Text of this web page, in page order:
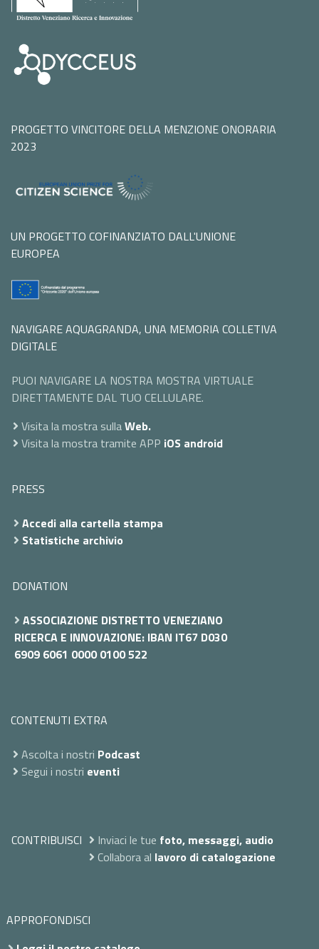
PROGETTO VINCITORE DELLA MENZIONE ONORARIA
2023
UN PROGETTO COFINANZIATO DALL'UNIONE
EUROPEA
NAVIGARE AQUAGRANDA, UNA MEMORIA COLLETIVA
DIGITALE
PUOI NAVIGARE LA NOSTRA MOSTRA VIRTUALE
DIRETTAMENTE DAL TUO CELLULARE.
Visita la mostra sullaWeb.
Visita la mostra tramite APP iOS android
PRESS
Accedi alla cartella stampa
Statistiche archivio
DONATION
ASSOCIAZIONE DISTRETTO VENEZIANO
RICERCA E INNOVAZIONE: IBAN IT67 D030
6909 6061 0000 0100 522
CONTENUTI EXTRA
Ascolta i nostri Podcast
Segui i nostri eventi
CONTRIBUISCI Inviaci le tue foto, messaggi, audio
Collabora al lavoro di catalogazione
APPROFONDISCI